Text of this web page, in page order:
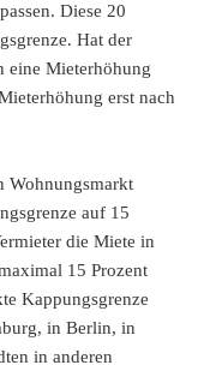
Diese 20
Hat der
eine Mieterhöhung
erst nach
Wohnungsmarkt
auf 15
die Miete in
15 Prozent
Kappungsgrenze
in Berlin, in
in anderen